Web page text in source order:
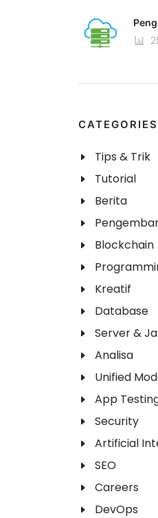
CATEGORIES
Tips & Trik
Tutorial
Berita
Blockchain
Kreatif
Database
Server &
Analisa
Unified
App
Security
Artificial
SEO
Careers
DevOps